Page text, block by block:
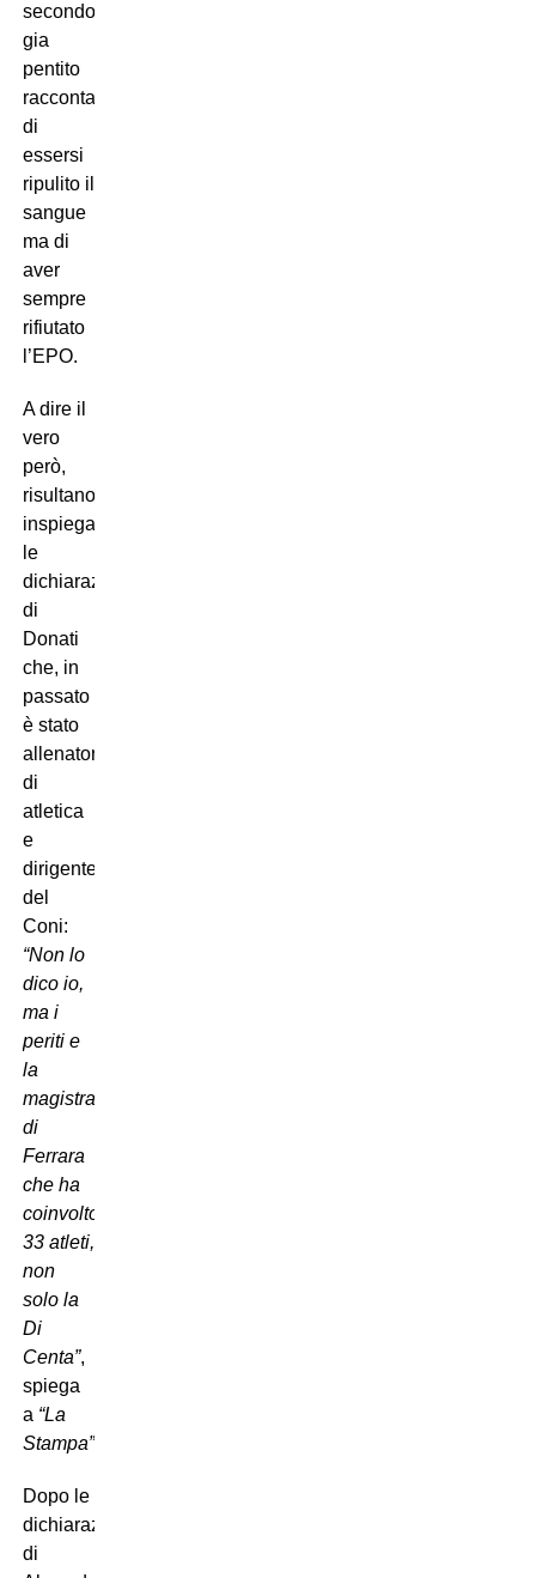
secondo
gia
pentito
racconta
di
essersi
ripulito il
sangue
ma di
aver
sempre
rifiutato
l’EPO.
A dire il
vero
però,
risultano
inspiegabili
le
dichiarazioni
di
Donati
che, in
passato
è stato
allenatori
di
atletica
e
dirigente
del
Coni:
“Non lo
dico io,
ma i
periti e
la
magistratura
di
Ferrara
che ha
coinvolto
33 atleti,
non
solo la
Di
Centa”,
spiega
a “La
Stampa”.
Dopo le
dichiarazioni
di